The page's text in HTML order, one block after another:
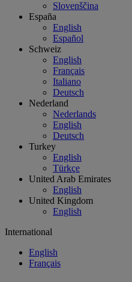
Slovenščina
España
English
Español
Schweiz
English
Français
Italiano
Deutsch
Nederland
Nederlands
English
Deutsch
Turkey
English
Türkçe
United Arab Emirates
English
United Kingdom
English
International
English
Français